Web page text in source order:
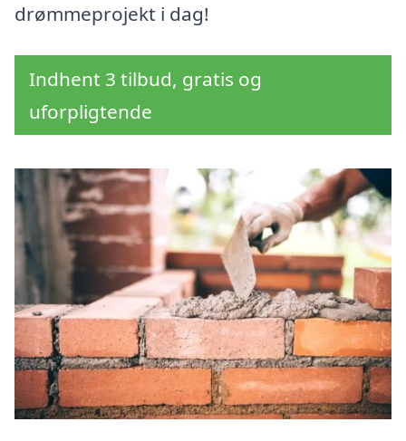
drømmeprojekt i dag!
Indhent 3 tilbud, gratis og
uforpligtende